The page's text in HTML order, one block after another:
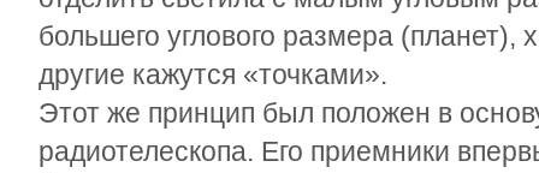
большего углового размера (планет),
другие кажутся «точками».
Этот же принцип был положен в
радиотелескопа. Его приемники